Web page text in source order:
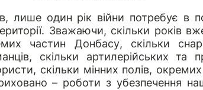
лише один рік війни потребує в
Зважаючи, скільки років
частин Донбасу, скільки
скільки артилерійських та
скільки мінних полів,
– роботи з убезпечення